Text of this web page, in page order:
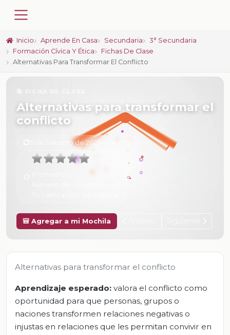
Inicio Aprende En Casa Secundaria
3° Secundaria
Formación Cívica Y Ética
Fichas De Clase
Alternativas Para Transformar El Conflicto
Alternativas para transformar el
conflicto
6 de Febrero de 2025 a las 17:15
🎒 Agregar a mi Mochila
Alternativas para transformar el conflicto
Aprendizaje esperado: valora el conflicto como
oportunidad para que personas, grupos o
naciones transformen relaciones negativas o
injustas en relaciones que les permitan convivir en